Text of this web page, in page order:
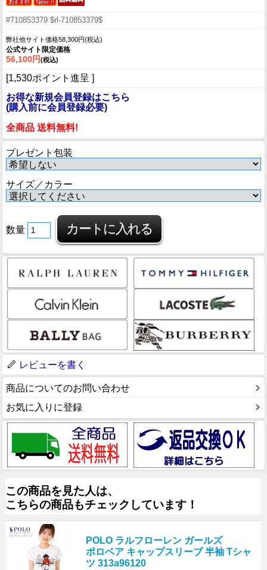
#710853379 $rl-710853379$
弊社他サイト価格58,300円(税込)
公式サイト限定価格
56,100円(税込)
[1,530ポイント進呈 ]
お得な新規会員登録はこちら
(購入前に会員登録必要)
全商品 送料無料!
プレゼント包装
サイズ／カラー
数量
レビューを書く
商品についてのお問い合わせ
お気に入りに登録
この商品を見た人は、
こちらの商品もチェックしています！
POLO ラルフローレン ガールズ
ポロベア キャップスリーブ 半袖 Tシャ
ツ 313a96120